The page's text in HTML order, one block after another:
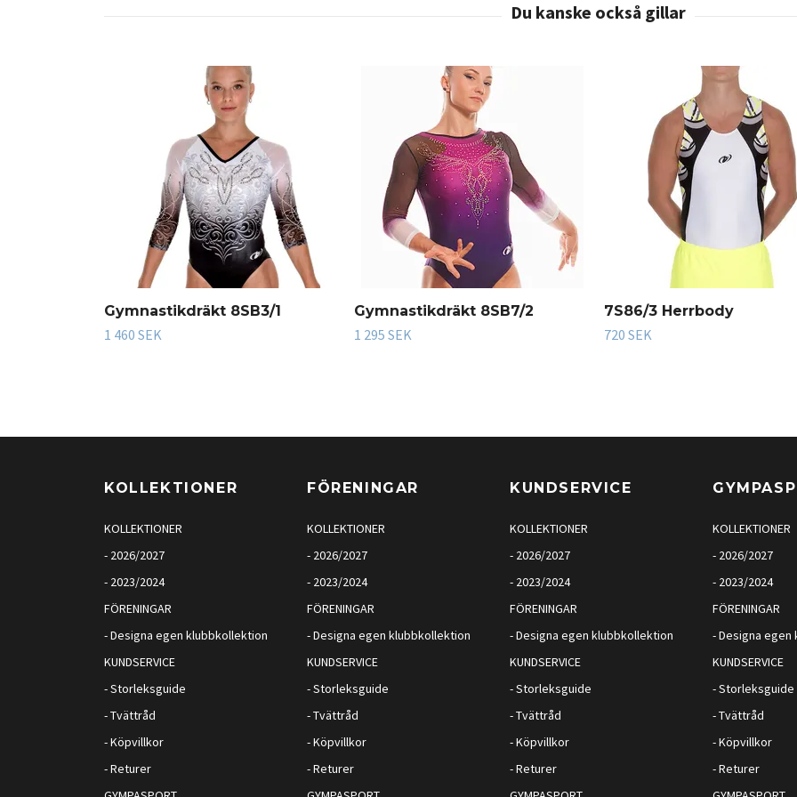
Gymnastikdräkt 8SB3/1
1 460 SEK
Gymnastikdräkt 8SB7/2
1 295 SEK
7S86/3 Herrbody
720 SEK
KOLLEKTIONER
KOLLEKTIONER
- 2026/2027
- 2023/2024
FÖRENINGAR
- Designa egen klubbkollektion
KUNDSERVICE
- Storleksguide
- Tvättråd
- Köpvillkor
- Returer
FÖRENINGAR
KOLLEKTIONER
- 2026/2027
- 2023/2024
FÖRENINGAR
- Designa egen klubbkollektion
KUNDSERVICE
- Storleksguide
- Tvättråd
- Köpvillkor
- Returer
KUNDSERVICE
KOLLEKTIONER
- 2026/2027
- 2023/2024
FÖRENINGAR
- Designa egen klubbkollektion
KUNDSERVICE
- Storleksguide
- Tvättråd
- Köpvillkor
- Returer
KOLLEKTIONER
- 2026/2027
- 2023/2024
FÖRENINGAR
- Designa
KUNDSERVICE
- Storleksguide
- Tvättråd
- Köpvillkor
- Returer